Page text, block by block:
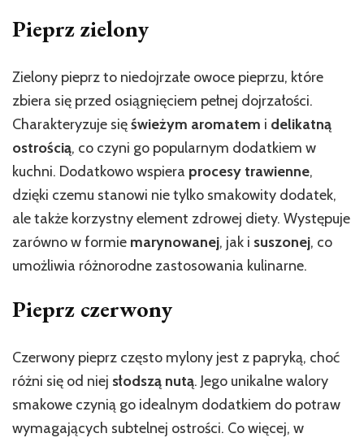
Pieprz zielony
Zielony pieprz to niedojrzałe owoce pieprzu, które
zbiera się przed osiągnięciem pełnej dojrzałości.
Charakteryzuje sięświeżym aromatem i delikatną
ostrością, co czyni go popularnym dodatkiem w
kuchni. Dodatkowo wspiera procesy trawienne,
dzięki czemu stanowi nie tylko smakowity dodatek,
ale także korzystny element zdrowej diety. Występuje
zarówno w formie marynowanej, jak i suszonej, co
umożliwia różnorodne zastosowania kulinarne.
Pieprz czerwony
Czerwony pieprz często mylony jest z papryką, choć
różni się od niej słodszą nutą. Jego unikalne walory
smakowe czynią go idealnym dodatkiem do potraw
wymagających subtelnej ostrości. Co więcej, w